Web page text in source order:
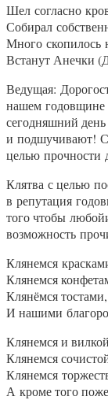
Шел согласно
Собирал
Много скопилось
Встанут Анечки
Ведущая:
нашем годовщине
сегодняшний день
и подшучивают! С
целью прочности
Клятва с целью
в репутация
того чтобы
возможность
Клянемся
Клянемся
Клянёмся
И нашими
Клянемся и
Клянемся
Клянемся
А кроме того